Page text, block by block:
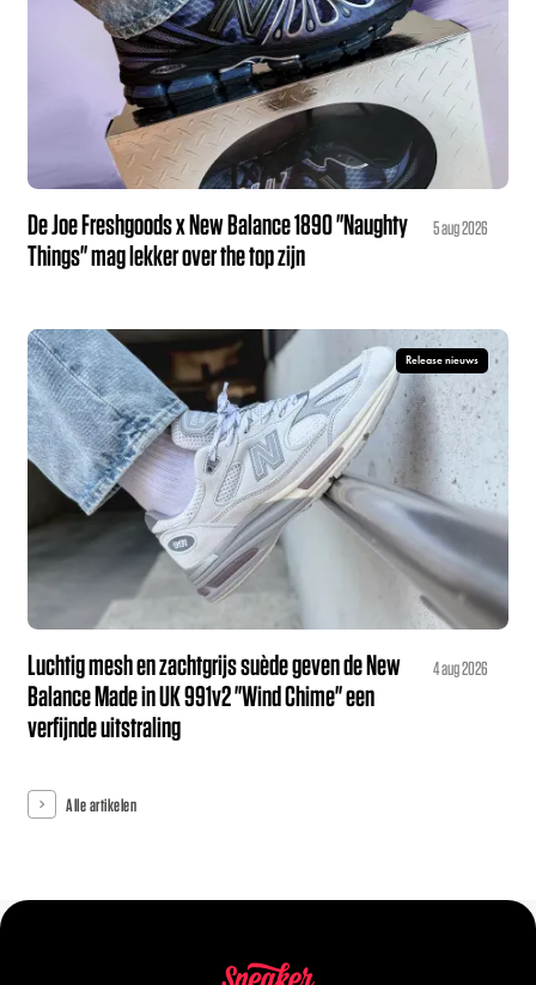
De Joe Freshgoods x New Balance 1890 "Naughty
Things" mag lekker over the top zijn
5 aug 2026
Release nieuws
Luchtig mesh en zachtgrijs suède geven de New
Balance Made in UK 991v2 "Wind Chime" een
verfijnde uitstraling
4 aug 2026
Alle artikelen